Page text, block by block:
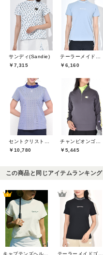
サンディ(Sandie)
￥7,315
￥6,160
￥10,780
￥5,445
この商品と同じアイテムランキング